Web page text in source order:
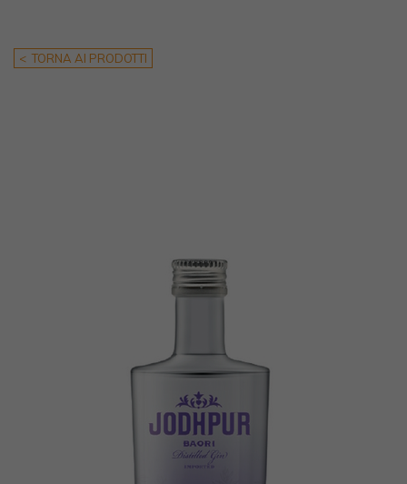
< TORNA AI PRODOTTI